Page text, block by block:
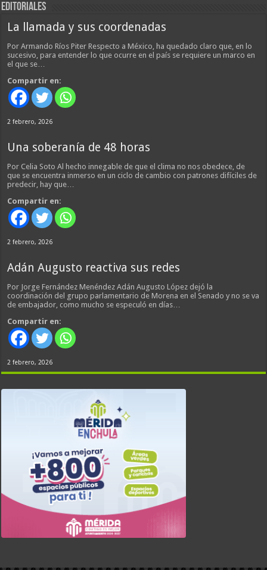
EDITORIALES
La llamada y sus coordenadas
Por Armando Ríos Piter Respecto a México, ha quedado claro que, en lo
sucesivo, para entender lo que ocurre en el país se requiere un marco en
el que se…
Compartir en:
2 febrero, 2026
Una soberanía de 48 horas
Por Celia Soto Al hecho innegable de que el clima no nos obedece, de
que se encuentra inmerso en un ciclo de cambio con patrones difíciles de
predecir, hay que…
Compartir en:
2 febrero, 2026
Adán Augusto reactiva sus redes
Por Jorge Fernández Menéndez Adán Augusto López dejó la
coordinación del grupo parlamentario de Morena en el Senado y no se va
de embajador, como mucho se especuló en días…
Compartir en:
2 febrero, 2026